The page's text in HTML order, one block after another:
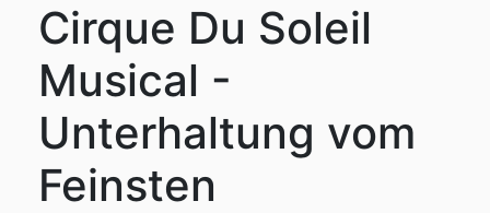
Cirque Du Soleil
Musical -
Unterhaltung vom
Feinsten